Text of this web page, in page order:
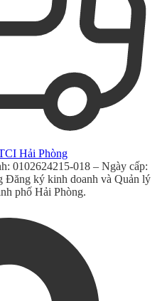
Hải Phòng
0102624215-018 – Ngày cấp:
Đăng ký kinh doanh và Quản lý
phố Hải Phòng.